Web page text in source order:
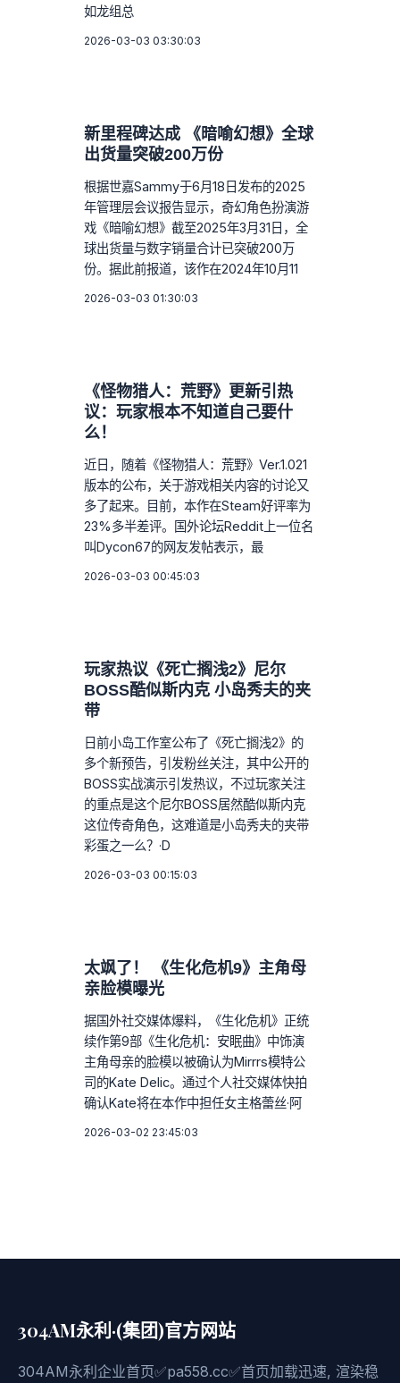
如龙组总
2026-03-03 03:30:03
新里程碑达成 《暗喻幻想》全球
出货量突破200万份
根据世嘉Sammy于6月18日发布的2025
年管理层会议报告显示，奇幻角色扮演游
戏《暗喻幻想》截至2025年3月31日，全
球出货量与数字销量合计已突破200万
份。据此前报道，该作在2024年10月11
2026-03-03 01:30:03
《怪物猎人：荒野》更新引热
议：玩家根本不知道自己要什
么！
近日，随着《怪物猎人：荒野》Ver.1.021
版本的公布，关于游戏相关内容的讨论又
多了起来。目前，本作在Steam好评率为
23%多半差评。国外论坛Reddit上一位名
叫Dycon67的网友发帖表示，最
2026-03-03 00:45:03
玩家热议《死亡搁浅2》尼尔
BOSS酷似斯内克 小岛秀夫的夹
带
日前小岛工作室公布了《死亡搁浅2》的
多个新预告，引发粉丝关注，其中公开的
BOSS实战演示引发热议，不过玩家关注
的重点是这个尼尔BOSS居然酷似斯内克
这位传奇角色，这难道是小岛秀夫的夹带
彩蛋之一么？·D
2026-03-03 00:15:03
太飒了！ 《生化危机9》主角母
亲脸模曝光
据国外社交媒体爆料，《生化危机》正统
续作第9部《生化危机：安眠曲》中饰演
主角母亲的脸模以被确认为Mirrrs模特公
司的Kate Delic。通过个人社交媒体快拍
确认Kate将在本作中担任女主格蕾丝·阿
2026-03-02 23:45:03
304AM永利·(集团)官方网站
304AM永利企业首页✅pa558.cc✅首页加载迅速, 渲染稳